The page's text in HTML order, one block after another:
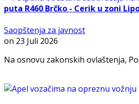
puta R460 Brčko - Cerik u zoni
Saopštenja za javnost
on 23 Juli 2026
Na osnovu zakonskih ovlaštenja,